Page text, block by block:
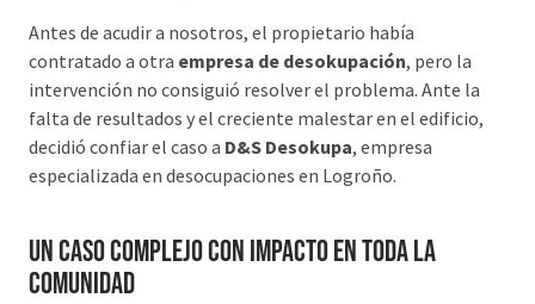
Antes de acudir a nosotros, el propietario había
contratado a otra empresa de desokupación, pero la
intervención no consiguió resolver el problema. Ante la
falta de resultados y el creciente malestar en el edificio,
decidió confiar el caso a D&S Desokupa, empresa
especializada en desocupaciones en Logroño.
Un caso complejo con impacto en toda la
comunidad